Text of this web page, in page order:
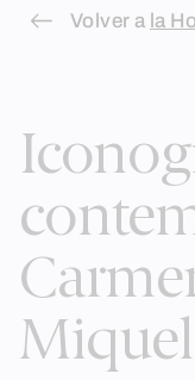
Skip
Volver a la